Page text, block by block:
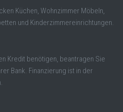
Küchen, Wohnzimmer Möbeln,
und Kinderzimmereinrichtungen.
Kredit benötigen, beantragen Sie
Bank. Finanzierung ist in der